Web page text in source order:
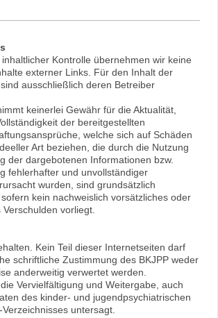
Kontrolle übernehmen wir keine
externer Links. Für den Inhalt der
ausschließlich deren Betreiber
keinerlei Gewähr für die Aktualität,
der bereitgestellten
welche sich auf Schäden
Art beziehen, die durch die Nutzung
der dargebotenen Informationen bzw.
fehlerhafter und unvollständiger
wurden, sind grundsätzlich
kein nachweislich vorsätzliches oder
vorliegt.
Kein Teil dieser Internetseiten darf
schriftliche Zustimmung des BKJPP weder
anderweitig verwertet werden.
Vervielfältigung und Weitergabe, auch
des kinder- und jugendpsychiatrischen
untersagt.